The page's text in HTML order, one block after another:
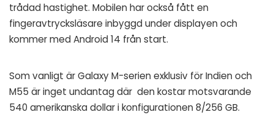
trådad hastighet. Mobilen har också fått en
fingeravtrycksläsare inbyggd under displayen och
kommer med Android 14 från start.
Som vanligt är Galaxy M-serien exklusiv för Indien och
M55 är inget undantag där den kostar motsvarande
540 amerikanska dollar i konfigurationen 8/256 GB.